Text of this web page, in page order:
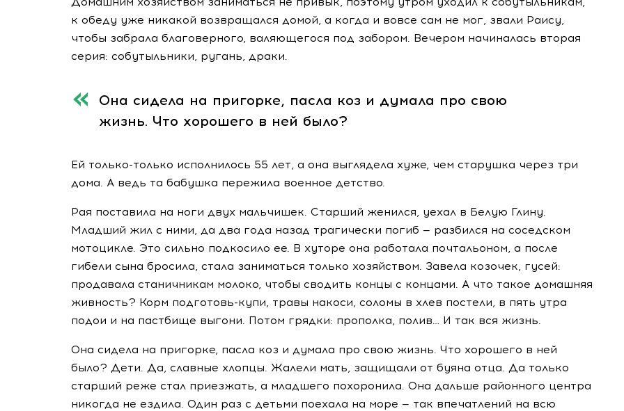
к обеду уже никакой возвращался домой, а когда и вовсе сам не мог, звали Раису,
чтобы забрала благоверного, валяющегося под забором. Вечером начиналась вторая
серия: собутыльники, ругань, драки.
Она сидела на пригорке, пасла коз и думала про свою
жизнь. Что хорошего в ней было?
Ей только-только исполнилось 55 лет, а она выглядела хуже, чем старушка через три
дома. А ведь та бабушка пережила военное детство.
Рая поставила на ноги двух мальчишек. Старший женился, уехал в Белую Глину.
Младший жил с ними, да два года назад трагически погиб — разбился на соседском
мотоцикле. Это сильно подкосило ее. В хуторе она работала почтальоном, а после
гибели сына бросила, стала заниматься только хозяйством. Завела козочек, гусей:
продавала станичникам молоко, чтобы сводить концы с концами. А что такое домашняя
живность? Корм подготовь-купи, травы накоси, соломы в хлев постели, в пять утра
подои и на пастбище выгони. Потом грядки: прополка, полив… И так вся жизнь.
Она сидела на пригорке, пасла коз и думала про свою жизнь. Что хорошего в ней
было? Дети. Да, славные хлопцы. Жалели мать, защищали от буяна отца. Да только
старший реже стал приезжать, а младшего похоронила. Она дальше районного центра
никогда не ездила. Один раз с детьми поехала на море — так впечатлений на всю